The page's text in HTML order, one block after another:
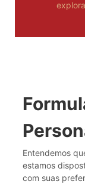
Entendemos
estamos
com suas